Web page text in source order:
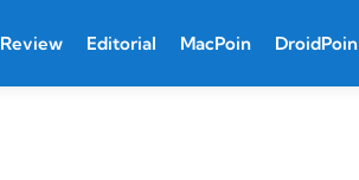
Review Editorial MacPoin DroidPoin